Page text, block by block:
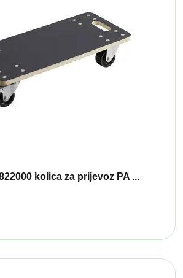
kolica za prijevoz PA ...